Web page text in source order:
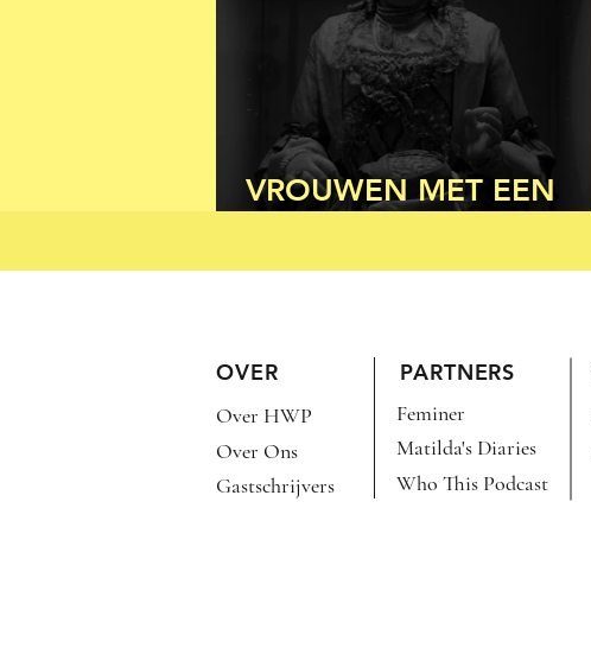
VROUWEN MET EEN
OVER PARTNERS
Over HWP
Over Ons
Feminer
Matilda's Diaries
Gastschrijvers
Who This Podcast